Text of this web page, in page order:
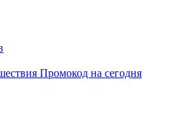
Промокод на сегодня